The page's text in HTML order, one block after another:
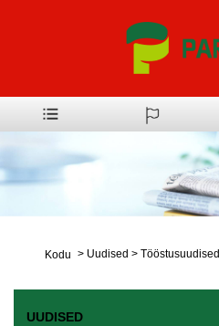
Kodu > Uudised > Tööstusuudised
UUDISED